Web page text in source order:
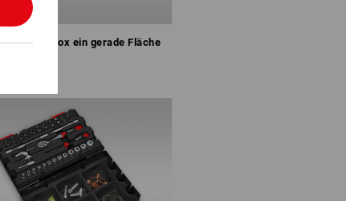
bildet mit Box ein gerade Fläche